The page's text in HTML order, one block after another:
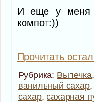
И еще у меня
компот:))
Прочитать
Рубрика: Выпечка,
ванильный сахар,
сахар, сахарная